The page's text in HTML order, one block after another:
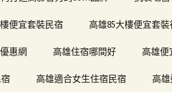
便宜套裝民宿 高雄85大樓便宜套裝
惠網 高雄住宿哪間好 高雄便
高雄適合女生住宿民宿 高